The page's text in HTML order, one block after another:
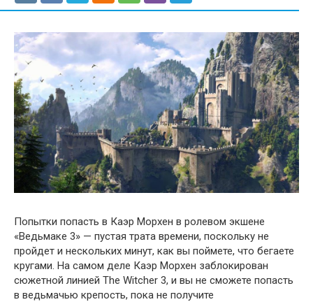
Попытки попасть в Каэр Морхен в ролевом экшене
«Ведьмаке 3» — пустая трата времени, поскольку не
пройдет и нескольких минут, как вы поймете, что бегаете
кругами. На самом деле Каэр Морхен заблокирован
сюжетной линией The Witcher 3, и вы не сможете попасть
в ведьмачью крепость, пока не получите